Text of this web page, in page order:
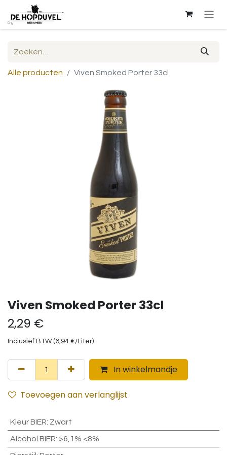
Alle producten Viven Smoked Porter 33cl
Viven Smoked Porter 33cl
2,29 €
Inclusief BTW (6,94 €/Liter)
In winkelmandje
Toevoegen aan verlanglijst
Kleur BIER: Zwart
Alcohol BIER: >6,1% <8%